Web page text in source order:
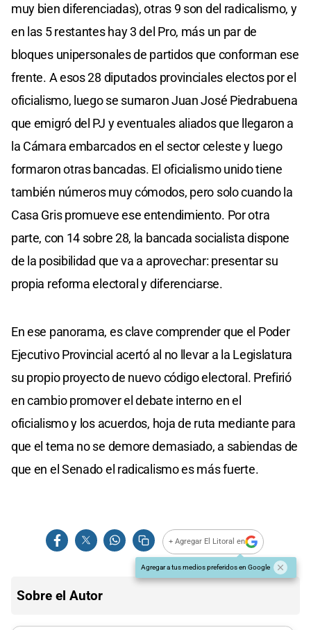
muy bien diferenciadas), otras 9 son del radicalismo, y
en las 5 restantes hay 3 del Pro, más un par de
bloques unipersonales de partidos que conforman ese
frente. A esos 28 diputados provinciales electos por el
oficialismo, luego se sumaron Juan José Piedrabuena
que emigró del PJ y eventuales aliados que llegaron a
la Cámara embarcados en el sector celeste y luego
formaron otras bancadas. El oficialismo unido tiene
también números muy cómodos, pero solo cuando la
Casa Gris promueve ese entendimiento. Por otra
parte, con 14 sobre 28, la bancada socialista dispone
de la posibilidad que va a aprovechar: presentar su
propia reforma electoral y diferenciarse.
En ese panorama, es clave comprender que el Poder
Ejecutivo Provincial acertó al no llevar a la Legislatura
su propio proyecto de nuevo código electoral. Prefirió
en cambio promover el debate interno en el
oficialismo y los acuerdos, hoja de ruta mediante para
que el tema no se demore demasiado, a sabiendas de
que en el Senado el radicalismo es más fuerte.
+ Agregar El Litoral en
Agregar a tus medios preferidos en Google
Sobre el Autor